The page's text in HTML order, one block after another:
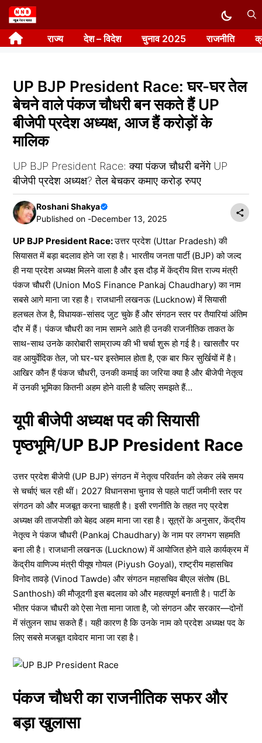
Skip
to
content राज्य देश – विदेश चुनाव 2025 राजनीति
UP BJP President Race: घर-घर तेल
बेचने वाले पंकज चौधरी बन सकते हैं UP
बीजेपी प्रदेश अध्यक्ष, आज हैं करोड़ों के
मालिक
UP BJP President Race: क्या पंकज चौधरी बनेंगे UP
बीजेपी प्रदेश अध्यक्ष? तेल बेचकर कमाए करोड़ रुपए
Roshani Shakya
Published on -December 13, 2025
UP BJP President Race:उत्तर प्रदेश (Uttar Pradesh) की
सियासत में बड़ा बदलाव होने जा रहा है। भारतीय जनता पार्टी (BJP) को जल्द
ही नया प्रदेश अध्यक्ष मिलने वाला है और इस दौड़ में केंद्रीय वित्त राज्य मंत्री
पंकज चौधरी (Union MoS Finance Pankaj Chaudhary) का नाम
सबसे आगे माना जा रहा है। राजधानी लखनऊ (Lucknow) में सियासी
हलचल तेज है, विधायक-सांसद जुट चुके हैं और संगठन स्तर पर तैयारियां अंतिम
दौर में हैं। पंकज चौधरी का नाम सामने आते ही उनकी राजनीतिक ताकत के
साथ-साथ उनके कारोबारी साम्राज्य की भी चर्चा शुरू हो गई है। खासतौर पर
वह आयुर्वेदिक तेल, जो घर-घर इस्तेमाल होता है, एक बार फिर सुर्खियों में है।
आखिर कौन हैं पंकज चौधरी, उनकी कमाई का जरिया क्या है और बीजेपी नेतृत्व
में उनकी भूमिका कितनी अहम होने वाली है चलिए समझते हैं…
यूपी बीजेपी अध्यक्ष पद की सियासी
पृष्ठभूमि/UP BJP President Race
उत्तर प्रदेश बीजेपी (UP BJP) संगठन में नेतृत्व परिवर्तन को लेकर लंबे समय
से चर्चाएं चल रही थीं। 2027 विधानसभा चुनाव से पहले पार्टी जमीनी स्तर पर
संगठन को और मजबूत करना चाहती है। इसी रणनीति के तहत नए प्रदेश
अध्यक्ष की ताजपोशी को बेहद अहम माना जा रहा है। सूत्रों के अनुसार, केंद्रीय
नेतृत्व ने पंकज चौधरी (Pankaj Chaudhary) के नाम पर लगभग सहमति
बना ली है। राजधानी लखनऊ (Lucknow) में आयोजित होने वाले कार्यक्रम में
केंद्रीय वाणिज्य मंत्री पीयूष गोयल (Piyush Goyal), राष्ट्रीय महासचिव
विनोद तावड़े (Vinod Tawde) और संगठन महासचिव बीएल संतोष (BL
Santhosh) की मौजूदगी इस बदलाव को और महत्वपूर्ण बनाती है। पार्टी के
भीतर पंकज चौधरी को ऐसा नेता माना जाता है, जो संगठन और सरकार—दोनों
में संतुलन साध सकते हैं। यही कारण है कि उनके नाम को प्रदेश अध्यक्ष पद के
लिए सबसे मजबूत दावेदार माना जा रहा है।
पंकज चौधरी का राजनीतिक सफर और
बड़ा खुलासा